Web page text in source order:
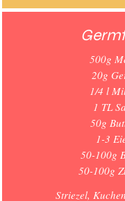
500g
20g
1/4 l
1 TL
50g
1-3
50-100g
50-100g
Striezel,